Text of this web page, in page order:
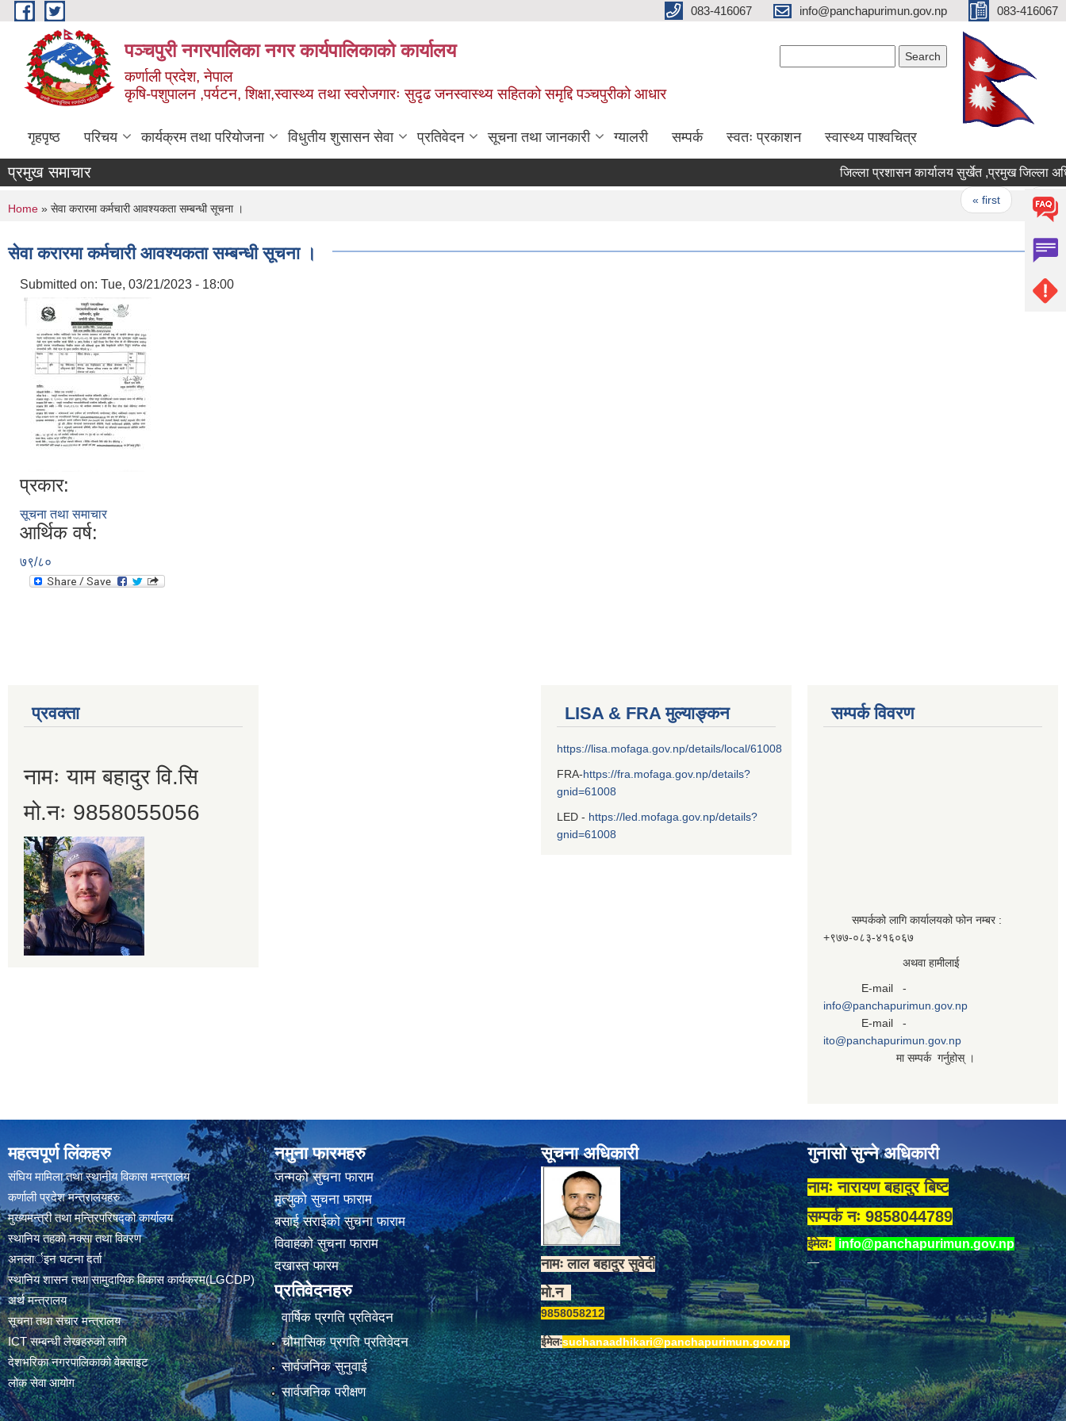
Skip to main content 083-416067 info@panchapurimun.gov.np 083-416067
पञ्चपुरी नगरपालिका नगर कार्यपालिकाको कार्यालय
कर्णाली प्रदेश, नेपाल
कृषि-पशुपालन ,पर्यटन, शिक्षा,स्वास्थ्य तथा स्वरोजगारः सुदृढ जनस्वास्थ्य सहितको समृद्दि पञ्चपुरीको आधार
गृहपृष्ठ परिचय कार्यक्रम तथा परियोजना विधुतीय शुसासन सेवा प्रतिवेदन सूचना तथा जानकारी ग्यालरी सम्पर्क स्वतः प्रकाशन स्वास्थ्य पाश्वचित्र
प्रमुख समाचार जिल्ला प्रशासन कार्यालय
« first ‹ previous
You are here
Home » सेवा करारमा कर्मचारी आवश्यकता सम्बन्धी सूचना ।
सेवा करारमा कर्मचारी आवश्यकता सम्बन्धी सूचना ।
Submitted on: Tue, 03/21/2023 - 18:00
प्रकार:
सूचना तथा समाचार
आर्थिक वर्ष:
७९/८०
प्रवक्ता
नामः याम बहादुर वि.सि
मो.नः 9858055056
LISA & FRA मुल्याङ्कन
https://lisa.mofaga.gov.np/details/local/61008
FRA-https://fra.mofaga.gov.np/details?
gnid=61008
LED - https://led.mofaga.gov.np/details?
gnid=61008
सम्पर्क विवरण
सम्पर्कको लागि कार्यालयको फोन नम्बर :
+९७७-०८३‍-४१६०६७
अथवा हामीलाई
E-mail -
info@panchapurimun.gov.np
E-mail -
ito@panchapurimun.gov.np
मा सम्पर्क गर्नुहोस् ।
महत्वपूर्ण लिंकहरु
संघिय मामिला तथा स्थानीय विकास मन्त्रालय
कर्णाली प्रदेश मन्त्रालयहरु
मुख्यमन्त्री तथा मन्त्रिपरिषद्को कार्यालय
स्थानिय तहकाे नक्सा तथा विवरण
अनलार्इन घटना दर्ता
स्थानिय शासन तथा सामुदायिक विकास कार्यक्रम(LGCDP)
अर्थ मन्त्रालय
सूचना तथा संचार मन्त्रालय
ICT सम्बन्धी लेखहरुको लागि
देशभरिका नगरपालिकाको वेबसाइट
लोक सेवा आयोग
नमुना फारमहरु
जन्मको सुचना फाराम
मृत्युको सुचना फाराम
बसाई सराईको सुचना फाराम
विवाहको सुचना फाराम
दखास्त फारम
प्रतिवेदनहरु
वार्षिक प्रगति प्रतिवेदन
चौमासिक प्रगति प्रतिवेदन
सार्वजनिक सुनुवाई
सार्वजनिक परीक्षण
सूचना अधिकारी
नामः लाल बहादुर सुवेदी
मो.न
9858058212
ईमेलःsuchanaadhikari@panchapurimun.gov.np
गुनासो सुन्ने अधिकारी
नामः नारायण बहादुर बिष्ट
सम्पर्क नः 9858044789
ईमेलः info@panchapurimun.gov.np